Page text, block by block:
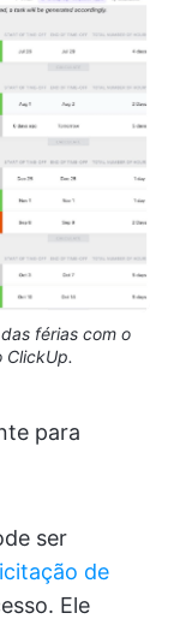
férias com o
ClickUp.
para
ser
de
Ele